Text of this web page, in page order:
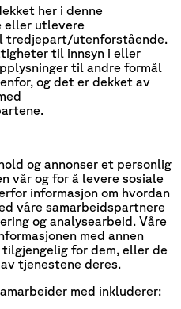
her i denne
eller utlevere
tredjepart/utenforstående.
til innsyn i eller
til andre formål
og det er dekket av
og annonser et personlig
vår og for å levere sosiale
informasjon om hvordan
våre samarbeidspartnere
og analysearbeid. Våre
med annen
for dem, eller de
tjenestene deres.
med inkluderer: